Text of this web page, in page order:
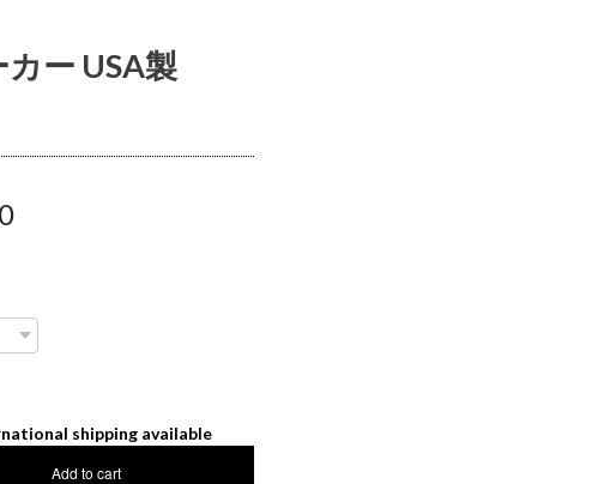
ー USA製
shipping available
Add to cart